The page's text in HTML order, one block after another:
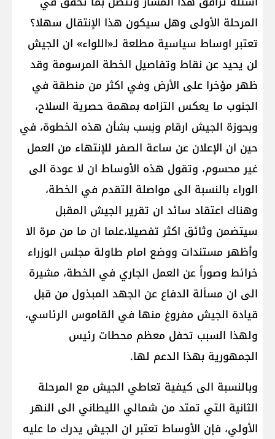
المرحلة الأولى وهل سيكون هذا الإنتقال سهلا؟
تعتبر اوساط سياسية مطلعة لـ«اللواء» ان الجيش
لن يحيد عن نقاط وتفاصيل الخطة المرسومة وقد
ظهر مؤخرا على الأرض وفي اكثر من منطقة في
الجنوب ما يعكس التزامه بمهمة حصرية السلاح،
وبحوزة الجيش ارقام ونِسب بشأن هذه الخطوة، في
حين ان الإعلان عن ساعة الصفر للإنتهاء من العمل
غير محسوم، وتقول هذه الأوساط ان لا عودة الى
الوراء بالنسبة الى مواصلة التقدم في الخطة،
وهناك اعتقاد سائد ان تقرير الجيش المقبل
سيتضمن وثائق اكثر تفصيلا،علما ان ما من مرة الا
وأظهر مستندات ووضع امام طاولة مجلس الوزراء
خرائط وصوراً عن العمل الجاري في الخطة، مشيرة
الى ان مسألة الدفاع عن الجهد المبذول من قبل
قيادة الجيش مفروغ منها في القاموس الرئاسي،
ولهذا السبب تحفل معظم محطات رئيس
الجمهورية بهذا الدعم لها.
وبالنسبة الى كيفية تعاطي الجيش مع المرحلة
الثانية التي تمتد من شمالي الليطاني الى النهر
الأولي، فإن الأوساط تعتبر ان الجيش يدرك ما عليه